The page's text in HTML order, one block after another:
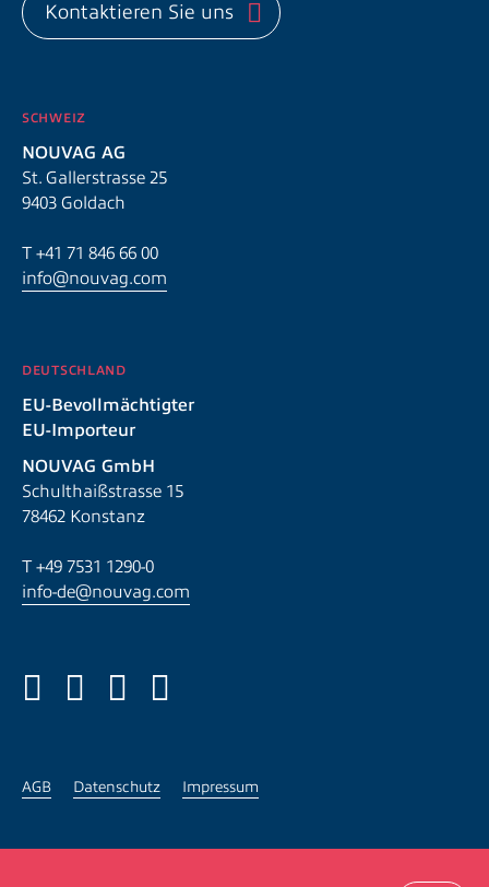
Kontaktieren Sie uns
SCHWEIZ
NOUVAG AG
St. Gallerstrasse 25
9403 Goldach
T+41 71 846 66 00
info@nouvag.com
DEUTSCHLAND
EU-Bevollmächtigter
EU-Importeur
NOUVAG GmbH
Schulthaißstrasse 15
78462 Konstanz
T+49 7531 1290-0
info-de@nouvag.com
AGB Datenschutz Impressum